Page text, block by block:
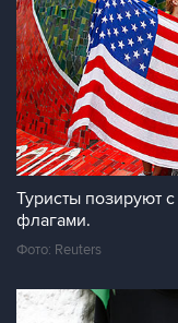
Туристы позируют
флагами.
Фото: Reuters